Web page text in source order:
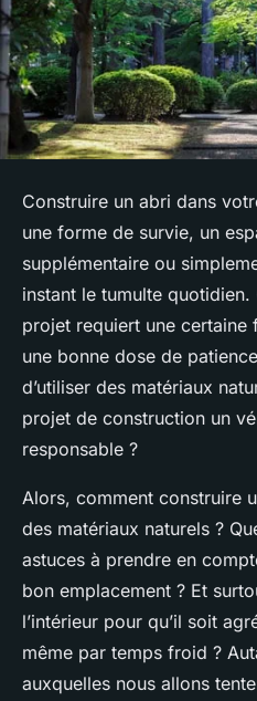
Construire un abri dans
une forme de survie, un
supplémentaire ou
instant le tumulte quotidien.
projet requiert une
une bonne dose de
d’utiliser des matériaux
projet de construction un
responsable ?
Alors, comment construire
des matériaux naturels ?
astuces à prendre en
bon emplacement ? Et
l’intérieur pour qu’il soit
même par temps froid ?
auxquelles nous allons